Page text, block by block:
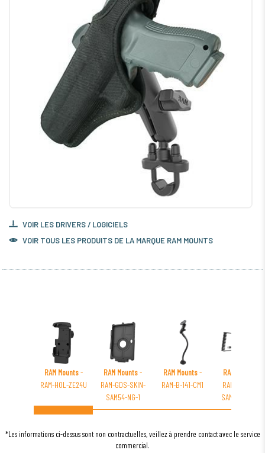
VOIR LES DRIVERS / LOGICIELS
VOIR TOUS LES PRODUITS DE LA MARQUE RAM MOUNTS
RAM Mounts-
RAM-HOL-ZE24U
RAM Mounts-
RAM-GDS-SKIN-
SAM54-NG-1
RAM Mounts-
RAM-B-141-CM1
RAM Mounts
RAM-101B-TC-
SAM29F-V7B1U
*Les informations ci-dessus sont non contractuelles, veillez à prendre contact avec le service
commercial.